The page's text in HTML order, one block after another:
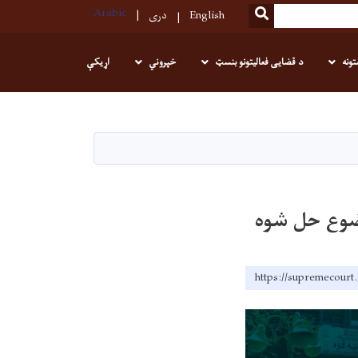
SEARCH
English دری Arabic
د قضایی فعالیتونو بنسټ خپروني اړیکې
حل شوه
https://